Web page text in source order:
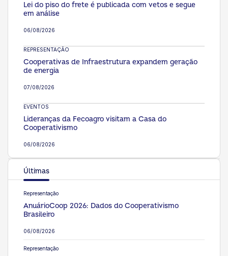
06/08/2026
Lei do piso do frete é publicada com vetos e segue
em análise
REPRESENTAÇÃO
07/08/2026
Cooperativas de Infraestrutura expandem geração
de energia
EVENTOS
06/08/2026
Lideranças da Fecoagro visitam a Casa do
Cooperativismo
Últimas
Representação
06/08/2026
AnuárioCoop 2026: Dados do Cooperativismo
Brasileiro
Representação